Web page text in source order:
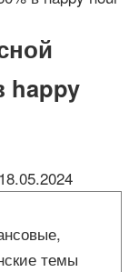
happy
18.05.2024
темы